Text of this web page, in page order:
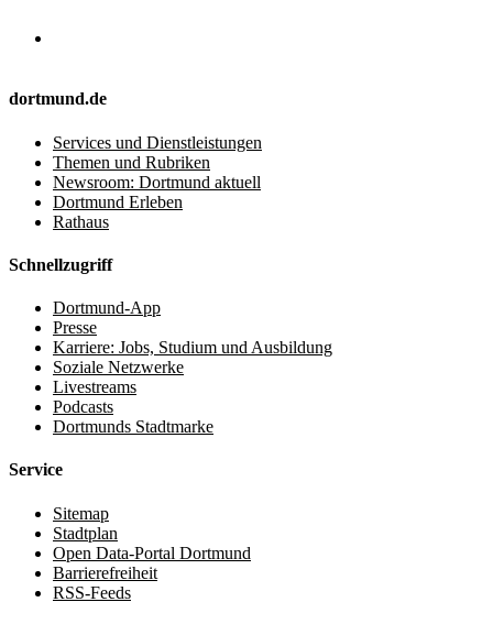
dortmund.de
Services und Dienstleistungen
Themen und Rubriken
Newsroom: Dortmund aktuell
Dortmund Erleben
Rathaus
Schnellzugriff
Dortmund-App
Presse
Karriere: Jobs, Studium und Ausbildung
Soziale Netzwerke
Livestreams
Podcasts
Dortmunds Stadtmarke
Service
Sitemap
Stadtplan
Open Data-Portal Dortmund
Barrierefreiheit
RSS-Feeds